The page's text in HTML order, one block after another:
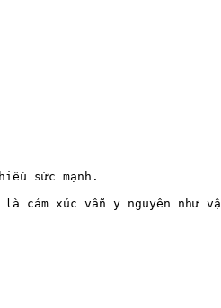
sức mạnh.
cảm xúc vẫn y nguyên như